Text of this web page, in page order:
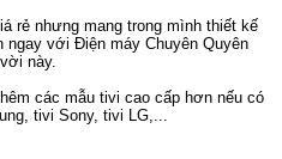
rẻ nhưng mang trong mình thiết kế
với Điện máy Chuyên Quyên
này.
các mẫu tivi cao cấp hơn nếu có
tivi Sony, tivi LG,...